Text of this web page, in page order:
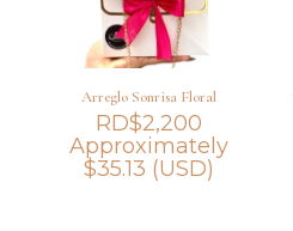
Arreglo Sonrisa Floral
RD$2,200
Approximately
$35.13 (USD)